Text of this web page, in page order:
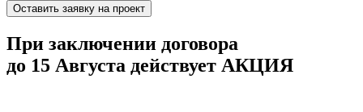
Оставить заявку на проект
При заключении договора
до 15 Августа действует АКЦИЯ